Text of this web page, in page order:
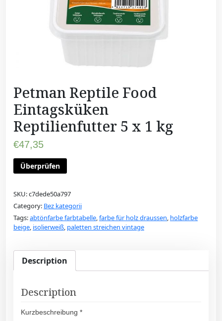
Petman Reptile Food
Eintagsküken
Reptilienfutter 5 x 1 kg
€47,35
Überprüfen
SKU:c7dede50a797
Category: Bez kategorii
Tags:abtönfarbe farbtabelle,farbe für holz draussen, holzfarbe
beige, isolierweiß, paletten streichen vintage
Description
Description
Kurzbeschreibung *